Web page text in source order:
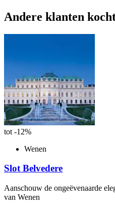
Andere klanten
tot -12%
Wenen
Slot Belvedere
Aanschouw de ongeëvenaarde
van Wenen